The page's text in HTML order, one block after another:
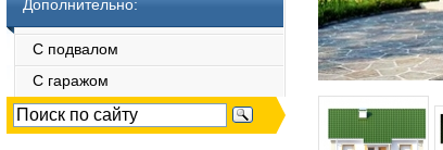
Дополнительно:
С подвалом
С гаражом